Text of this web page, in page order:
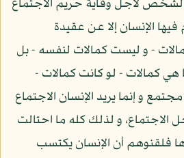
لأجل وقاية حريم الاجتماع
الإنسان إلا عن عقيدة
- و ليست كمالات لنفسه - بل
هي كمالات - لو كانت كمالات -
و إنما يريد الإنسان الاجتماع
الاجتماع، و لذلك كله ما احتالت
فلقنوهم أن الإنسان يكتسب